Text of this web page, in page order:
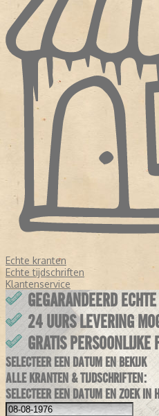
Echte kranten
Echte tijdschriften
Klantenservice
GEGARANDEERD
24 UURS LEVERING
GRATIS PERSOONLIJKE
SELECTEER EEN DATUM EN BEKIJK
ALLE KRANTEN & TIJDSCHRIFTEN:
SELECTEER EEN DATUM EN ZOEK IN